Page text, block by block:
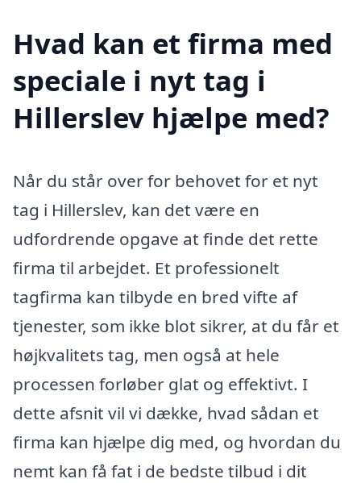
Hvad kan et firma med
speciale i nyt tag i
Hillerslev hjælpe med?
Når du står over for behovet for et nyt
tag i Hillerslev, kan det være en
udfordrende opgave at finde det rette
firma til arbejdet. Et professionelt
tagfirma kan tilbyde en bred vifte af
tjenester, som ikke blot sikrer, at du får et
højkvalitets tag, men også at hele
processen forløber glat og effektivt. I
dette afsnit vil vi dække, hvad sådan et
firma kan hjælpe dig med, og hvordan du
nemt kan få fat i de bedste tilbud i dit